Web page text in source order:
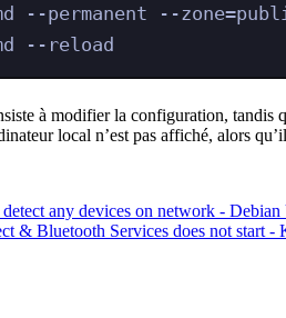
--permanent --
--reload
à modifier la configuration, tandis
local n’est pas affiché, alors
any devices on network - Debian
& Bluetooth Services does not start